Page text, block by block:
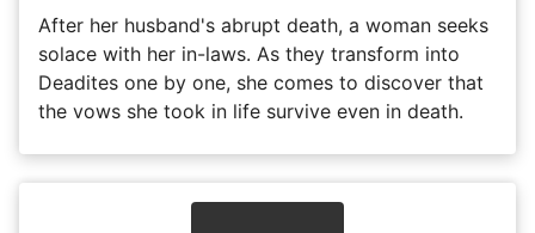
After her husband's abrupt death, a woman seeks
solace with her in-laws. As they transform into
Deadites one by one, she comes to discover that
the vows she took in life survive even in death.